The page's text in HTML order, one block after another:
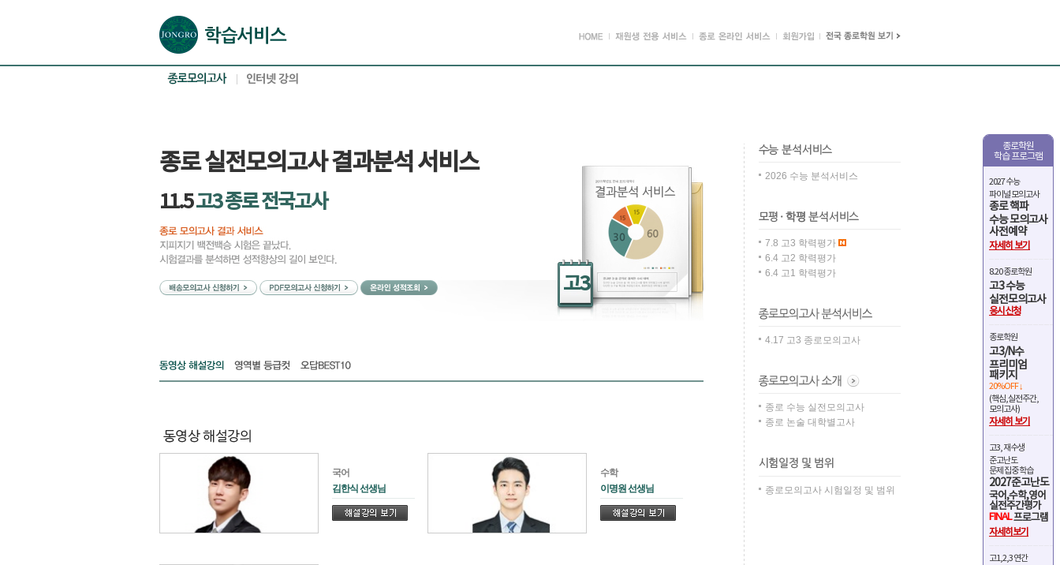
종로학원
학습 프로그램
2027 수능
파이널 모의고사
종로 핵파
수능 모의고사
사전예약
자세히 보기
8.20 종로학원
고3 수능
실전모의고사
응시신청
종로학원
고3/N수
프리미엄
패키지
20%OFF ↓
(핵심,실전주간,
모의고사)
자세히 보기
고3, 재수생
준고난도
문제 집중 학습
2027준고난도
국어,수학,영어
실전주간평가
FINAL프로그램
자세히보기
고1,2,3 연간
고3
종로 실전모의고사 결과분석 서비스
11.5고3 종로 전국고사
국어
김한식 선생님
수학
이명원 선생님
2026 수능 분석서비스
7.8 고3 학력평가
6.4 고2 학력평가
6.4 고1 학력평가
4.17 고3 종로모의고사
종로 수능 실전모의고사
종로 논술 대학별고사
종로모의고사 시험일정 및 범위